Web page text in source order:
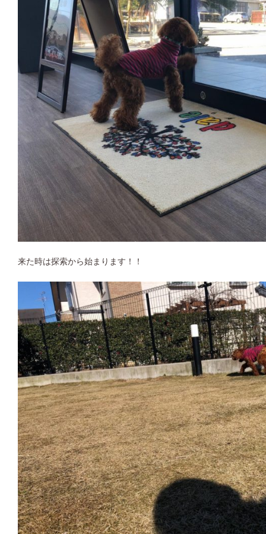
来た時は探索から始まります！！